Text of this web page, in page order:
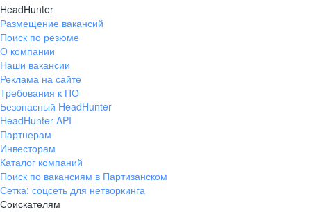
HeadHunter
Размещение вакансий
Поиск по резюме
О компании
Наши вакансии
Реклама на сайте
Требования к ПО
Безопасный HeadHunter
HeadHunter API
Партнерам
Инвесторам
Каталог компаний
Поиск по вакансиям в Партизанском
Сетка: соцсеть для нетворкинга
Соискателям